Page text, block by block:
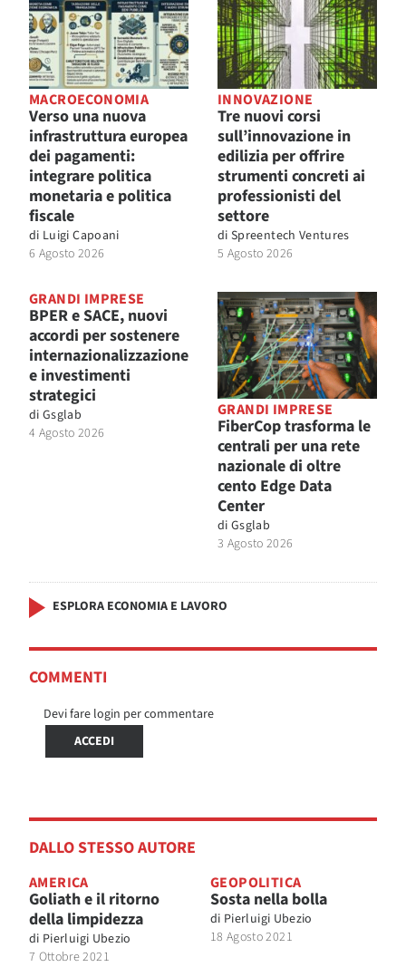
MACROECONOMIA
Verso una nuova
infrastruttura europea
dei pagamenti:
integrare politica
monetaria e politica
fiscale
di Luigi Capoani
6 Agosto 2026
INNOVAZIONE
Tre nuovi corsi
sull’innovazione in
edilizia per offrire
strumenti concreti ai
professionisti del
settore
di Spreentech Ventures
5 Agosto 2026
GRANDI IMPRESE
BPER e SACE, nuovi
accordi per sostenere
internazionalizzazione
e investimenti
strategici
di Gsglab
4 Agosto 2026
GRANDI IMPRESE
FiberCop trasforma le
centrali per una rete
nazionale di oltre
cento Edge Data
Center
di Gsglab
3 Agosto 2026
ESPLORA ECONOMIA E LAVORO
COMMENTI
Devi fare login per commentare
ACCEDI
DALLO STESSO AUTORE
AMERICA
Goliath e il ritorno
della limpidezza
di Pierluigi Ubezio
7 Ottobre 2021
GEOPOLITICA
Sosta nella bolla
di Pierluigi Ubezio
18 Agosto 2021